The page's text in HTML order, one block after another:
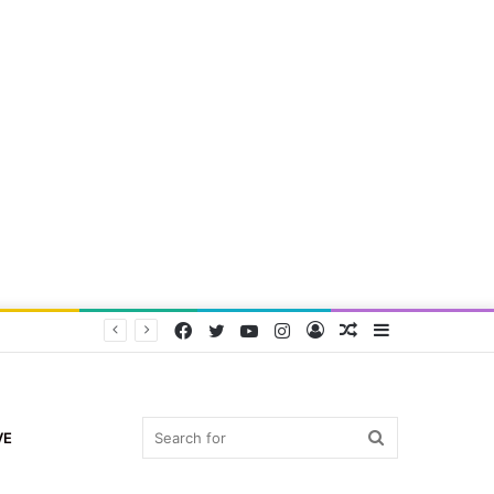
Random
Log
Instagram
YouTube
Twitter
Facebook